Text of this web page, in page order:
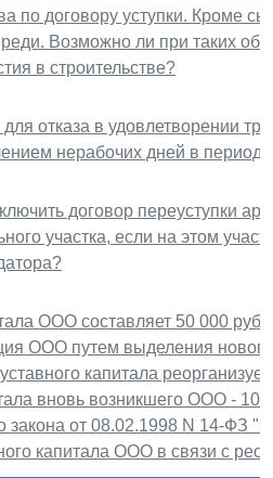
по договору уступки. Кроме
Возможно ли при таких
в строительстве?
отказа в удовлетворении
нерабочих дней в период
договор переуступки
участка, если на этом
ООО составляет 50 000
ООО путем выделения
капитала
вновь возникшего ООО - 10
закона от 08.02.1998 N 14-ФЗ
капитала ООО в связи с